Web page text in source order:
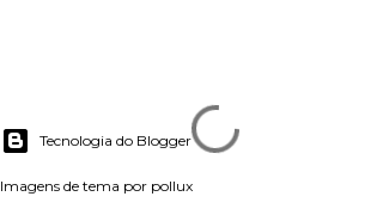
Tecnologia do Blogger
Imagens de tema por pollux